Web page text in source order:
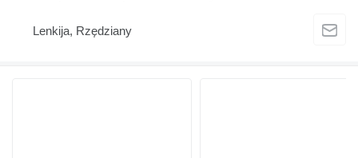
Lenkija, Rzędziany